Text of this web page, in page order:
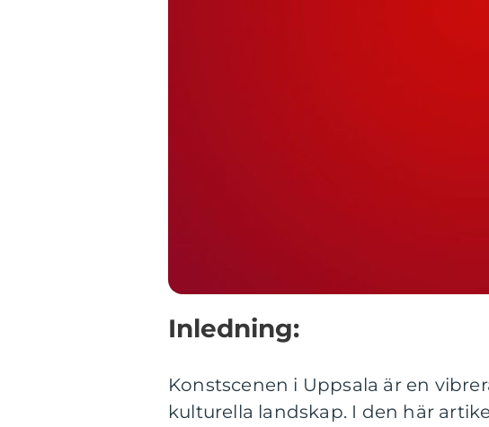
Inledning:
Konstscenen i Uppsala är en
kulturella landskap. I den här